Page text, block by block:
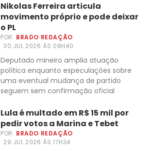
Nikolas Ferreira articula
movimento próprio e pode deixar
o PL
POR: BRADO REDAÇÃO
30.JUL.2026 ÀS 08H40
Deputado mineiro amplia atuação
política enquanto especulações sobre
uma eventual mudança de partido
seguem sem confirmação oficial
Lula é multado em R$ 15 mil por
pedir votos a Marina e Tebet
POR: BRADO REDAÇÃO
29.JUL.2026 ÀS 17H34